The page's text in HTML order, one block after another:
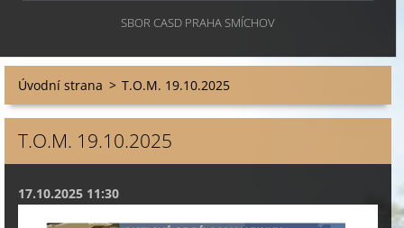
SBOR CASD PRAHA SMÍCHOV
Úvodní strana > T.O.M. 19.10.2025
T.O.M. 19.10.2025
17.10.2025 11:30